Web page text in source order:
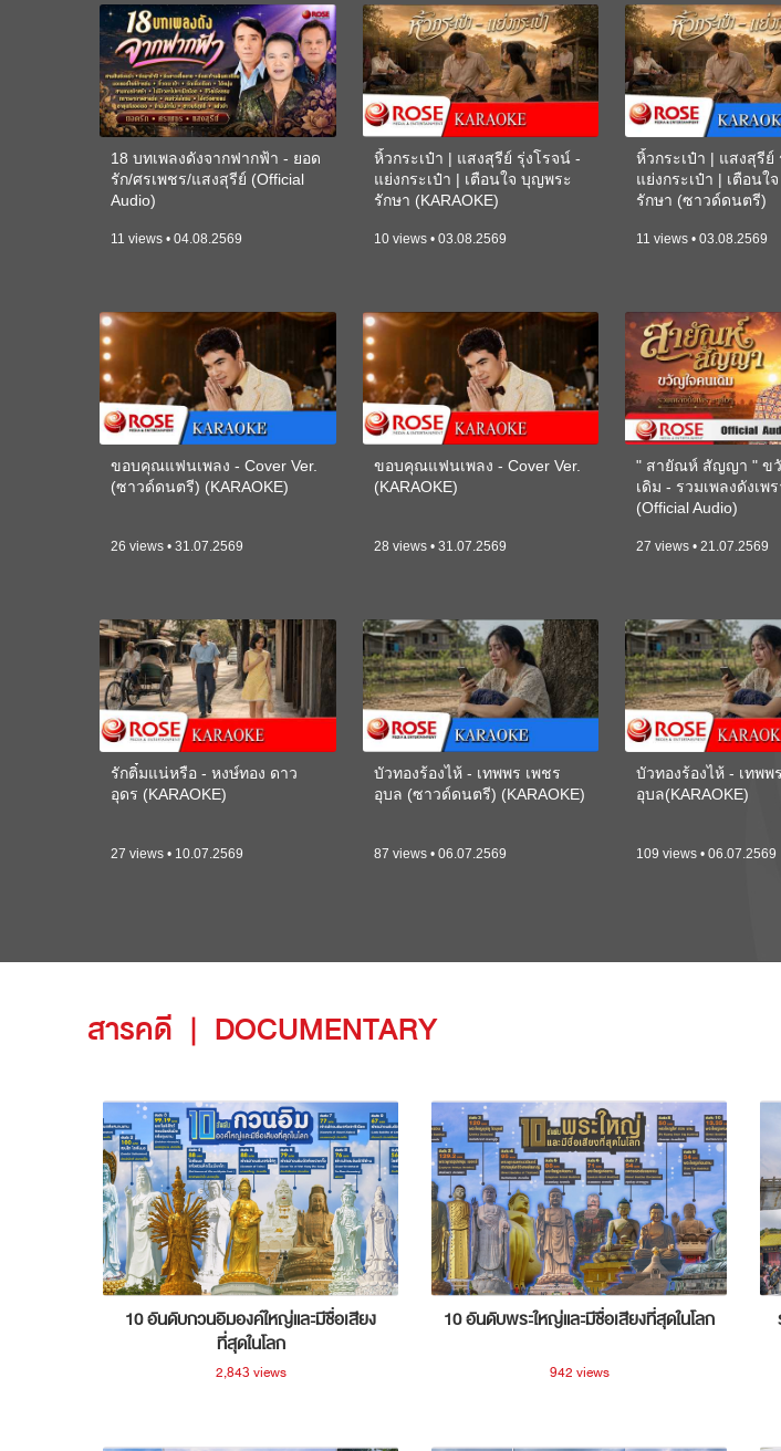
18 บทเพลงดังจากฟากฟ้า - ยอด
รัก/ศรเพชร/แสงสุรีย์ (Official
Audio)
11 views • 04.08.2569
หิ้วกระเป๋า | แสงสุรีย์ รุ่งโรจน์ -
แย่งกระเป๋า | เตือนใจ บุญพระ
รักษา (KARAOKE)
10 views • 03.08.2569
หิ้วกระเป๋า | แสงสุรีย์
แย่งกระเป๋า | เตือนใ
รักษา (ซาวด์ดนตรี)
11 views • 03.08.2569
ขอบคุณแฟนเพลง - Cover Ver.
(ซาวด์ดนตรี) (KARAOKE)
26 views • 31.07.2569
ขอบคุณแฟนเพลง - Cover Ver.
(KARAOKE)
28 views • 31.07.2569
" สายัณห์ สัญญา " ข
เดิม - รวมเพลงดังเพ
(Official Audio)
27 views • 21.07.2569
รักติ๋มแน่หรือ - หงษ์ทอง ดาว
อุดร (KARAOKE)
27 views • 10.07.2569
บัวทองร้องไห้ - เทพพร เพชร
อุบล (ซาวด์ดนตรี) (KARAOKE)
87 views • 06.07.2569
บัวทองร้องไห้ - เทพพ
อุบล(KARAOKE)
109 views • 06.07.2569
สารคดี | DOCUMENTARY
10 อันดับกวนอิมองค์ใหญ่และมีชื่อเสียง
ที่สุดในโลก
2,843 views
10 อันดับพระใหญ่และมีชื่อเสียงที่สุดในโลก
942 views